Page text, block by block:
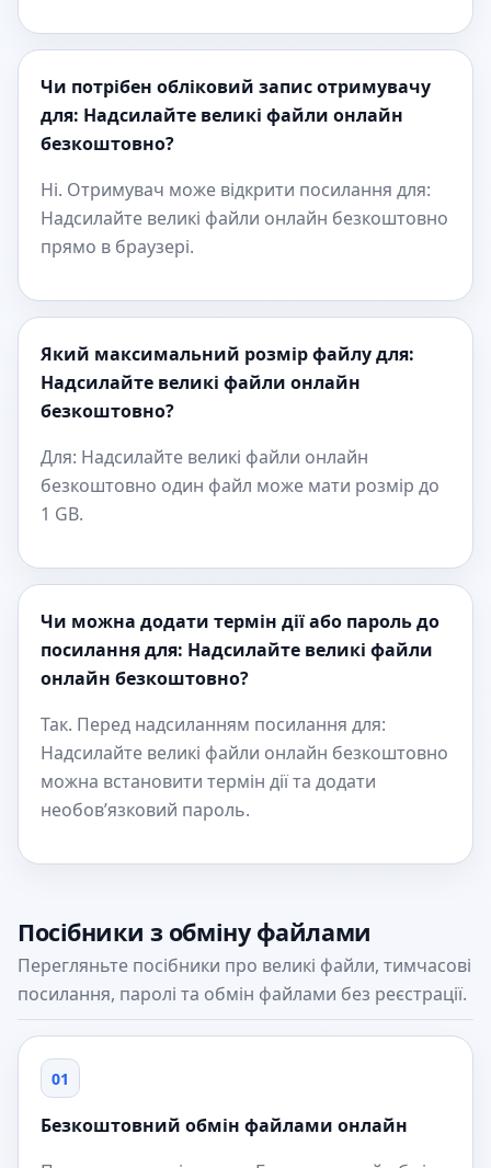
Чи потрібен обліковий запис отримувачу
для: Надсилайте великі файли онлайн
безкоштовно?
Ні. Отримувач може відкрити посилання для:
Надсилайте великі файли онлайн безкоштовно
прямо в браузері.
Який максимальний розмір файлу для:
Надсилайте великі файли онлайн
безкоштовно?
Для: Надсилайте великі файли онлайн
безкоштовно один файл може мати розмір до
1 GB.
Чи можна додати термін дії або пароль до
посилання для: Надсилайте великі файли
онлайн безкоштовно?
Так. Перед надсиланням посилання для:
Надсилайте великі файли онлайн безкоштовно
можна встановити термін дії та додати
необов’язковий пароль.
Посібники з обміну файлами
Перегляньте посібники про великі файли, тимчасові
посилання, паролі та обмін файлами без реєстрації.
01
Безкоштовний обмін файлами онлайн